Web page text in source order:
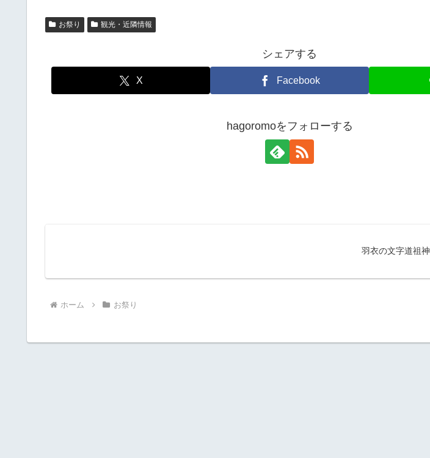
お祭り 観光・近隣情報
シェアする
X Facebook
hagoromoをフォローする
羽衣の文字道祖神
ホーム お祭り